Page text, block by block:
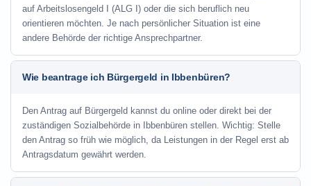
auf Arbeitslosengeld I (ALG I) oder die sich beruflich neu
orientieren möchten. Je nach persönlicher Situation ist eine
andere Behörde der richtige Ansprechpartner.
Wie beantrage ich Bürgergeld in Ibbenbüren?
Den Antrag auf Bürgergeld kannst du online oder direkt bei der
zuständigen Sozialbehörde in Ibbenbüren stellen. Wichtig: Stelle
den Antrag so früh wie möglich, da Leistungen in der Regel erst ab
Antragsdatum gewährt werden.